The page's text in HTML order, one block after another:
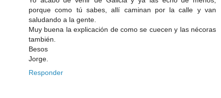
porque como tú sabes, allí caminan por la calle y van
saludando a la gente.
Muy buena la explicación de como se cuecen y las nécoras
también.
Besos
Jorge.
Responder